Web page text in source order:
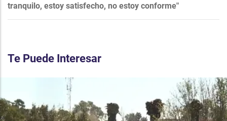
tranquilo, estoy satisfecho, no estoy conforme"
Te Puede Interesar